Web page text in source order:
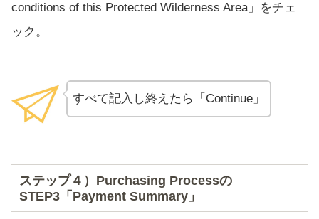
conditions of this Protected Wilderness Area」をチェ
ック。
すべて記入し終えたら「Continue」
ステップ４）Purchasing Processの
STEP3「Payment Summary」